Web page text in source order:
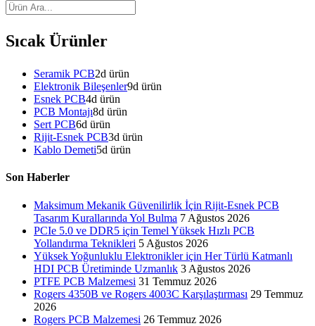
Sıcak Ürünler
Seramik PCB2d ürün
Elektronik Bileşenler9d ürün
Esnek PCB4d ürün
PCB Montajı8d ürün
Sert PCB6d ürün
Rijit-Esnek PCB3d ürün
Kablo Demeti5d ürün
Son Haberler
Maksimum Mekanik Güvenilirlik İçin Rijit-Esnek PCB
Tasarım Kurallarında Yol Bulma 7 Ağustos 2026
PCIe 5.0 ve DDR5 için Temel Yüksek Hızlı PCB
Yollandırma Teknikleri 5 Ağustos 2026
Yüksek Yoğunluklu Elektronikler için Her Türlü Katmanlı
HDI PCB Üretiminde Uzmanlık 3 Ağustos 2026
PTFE PCB Malzemesi 31 Temmuz 2026
Rogers 4350B ve Rogers 4003C Karşılaştırması 29 Temmuz
2026
Rogers PCB Malzemesi 26 Temmuz 2026